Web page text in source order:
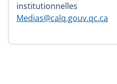
institutionnelles
Medias@calq.gouv.qc.ca